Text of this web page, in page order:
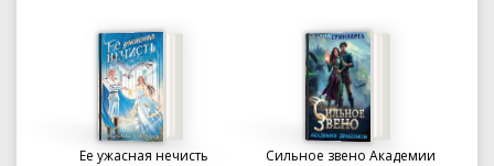
Ее ужасная нечисть
Сильное звено Академии